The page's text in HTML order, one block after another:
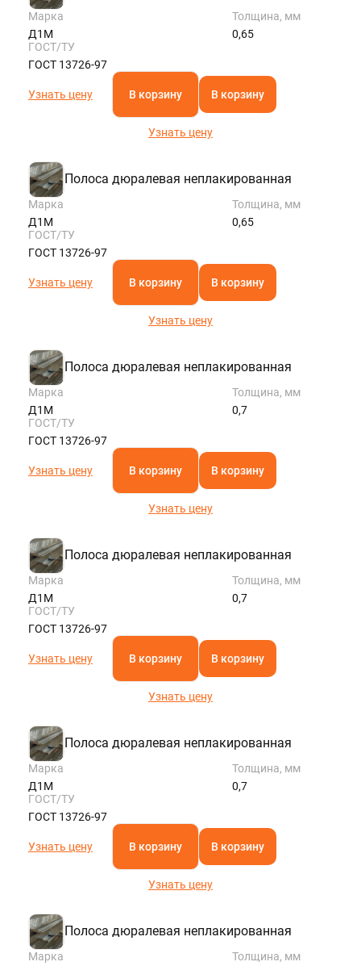
Марка
Д1М
Толщина, мм
0,65
ГОСТ/ТУ
ГОСТ 13726-97
Узнать цену В корзину В корзину
Узнать цену
Полоса дюралевая неплакированная
Марка
Д1М
Толщина, мм
0,65
ГОСТ/ТУ
ГОСТ 13726-97
Узнать цену В корзину В корзину
Узнать цену
Полоса дюралевая неплакированная
Марка
Д1М
Толщина, мм
0,7
ГОСТ/ТУ
ГОСТ 13726-97
Узнать цену В корзину В корзину
Узнать цену
Полоса дюралевая неплакированная
Марка
Д1М
Толщина, мм
0,7
ГОСТ/ТУ
ГОСТ 13726-97
Узнать цену В корзину В корзину
Узнать цену
Полоса дюралевая неплакированная
Марка
Д1М
Толщина, мм
0,7
ГОСТ/ТУ
ГОСТ 13726-97
Узнать цену В корзину В корзину
Узнать цену
Полоса дюралевая неплакированная
Марка
Толщина, мм